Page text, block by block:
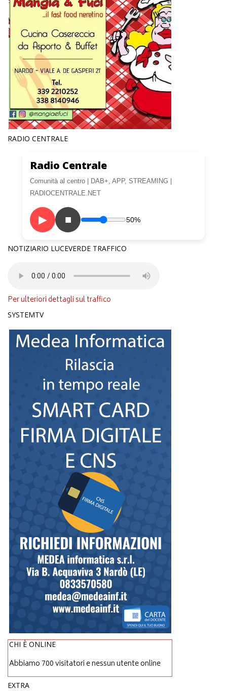
RADIO CENTRALE
Radio Centrale
Comunità al centro | DAB+, APP, STREAMING |
RADIOCENTRALE.NET
▶ ■ 50%
NOTIZIARIO LUCEVERDE TRAFFICO
Per ulteriori dettagli sul traffico
SYSTEMTV
CHI È ONLINE
Abbiamo 700 visitatori e nessun utente online
EXTRA